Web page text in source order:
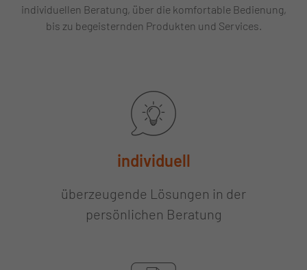
individuellen Beratung, über die komfortable Bedienung,
bis zu begeisternden Produkten und Services.
individuell
überzeugende Lösungen in der
persönlichen Beratung